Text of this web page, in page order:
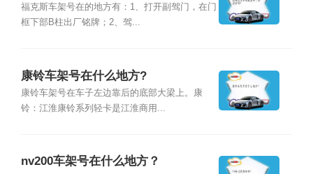
福克斯车架号在的地方有：1、打开副驾门，在门
框下部B柱出厂铭牌；2、驾...
康铃车架号在什么地方?
康铃车架号在车子左边靠后的底部大梁上。康
铃：江淮康铃系列轻卡是江淮商用...
nv200车架号在什么地方？